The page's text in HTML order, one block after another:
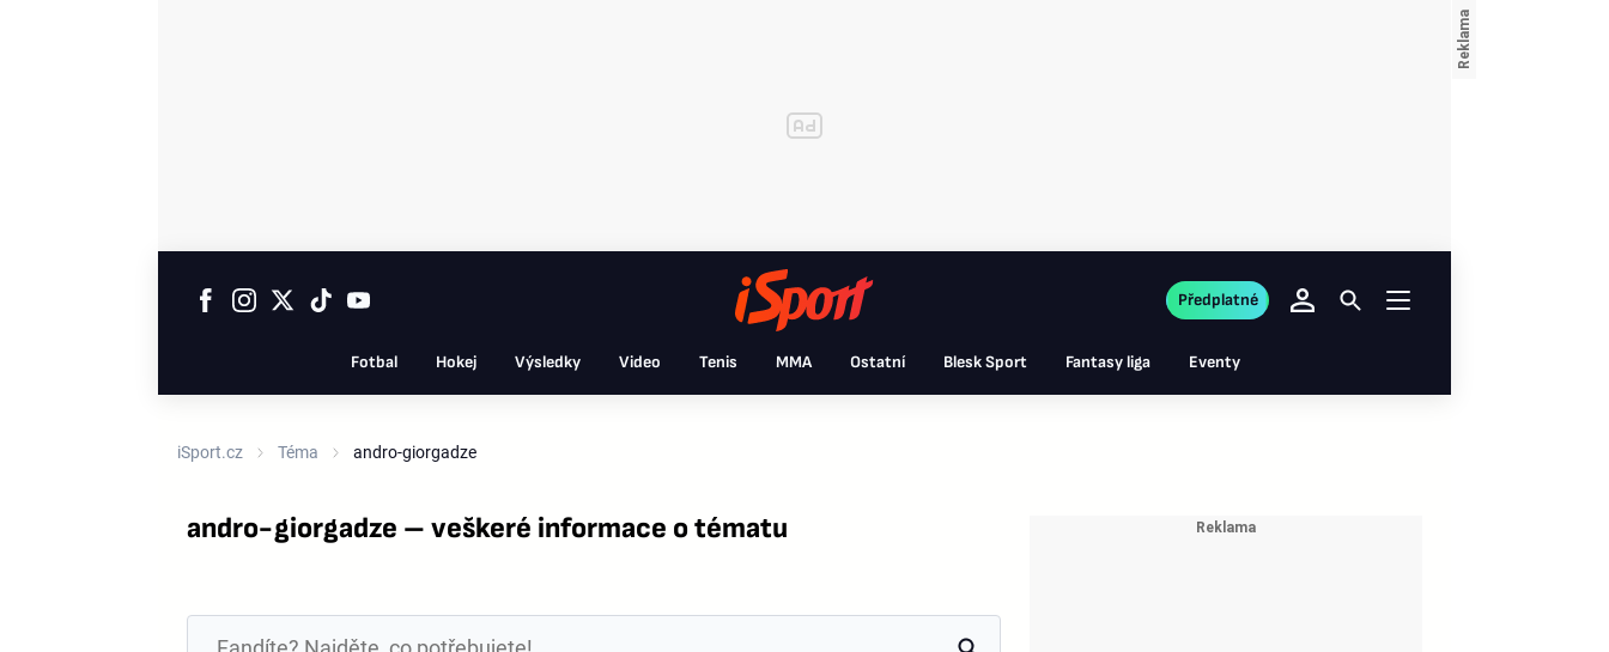
Fotbal Hokej Výsledky Video Tenis MMA Ostatní Blesk Sport Fantasy liga Eventy
Předplatné
iSport.cz Téma andro-giorgadze
andro-giorgadze – veškeré informace o tématu